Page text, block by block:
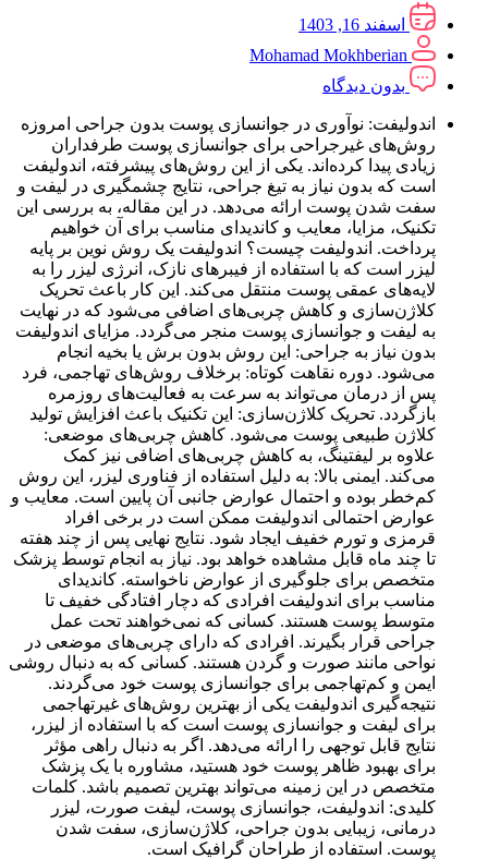
اسفند 16, 1403
Mohamad Mokhberian
بدون دیدگاه
اندولیفت: نوآوری در جوانسازی پوست بدون جراحی امروزه
روش‌های غیرجراحی برای جوانسازی پوست طرفداران
زیادی پیدا کرده‌اند. یکی از این روش‌های پیشرفته، اندولیفت
است که بدون نیاز به تیغ جراحی، نتایج چشمگیری در لیفت و
سفت شدن پوست ارائه می‌دهد. در این مقاله، به بررسی این
تکنیک، مزایا، معایب و کاندیدای مناسب برای آن خواهیم
پرداخت. اندولیفت چیست؟ اندولیفت یک روش نوین بر پایه
لیزر است که با استفاده از فیبرهای نازک، انرژی لیزر را به
لایه‌های عمقی پوست منتقل می‌کند. این کار باعث تحریک
کلاژن‌سازی و کاهش چربی‌های اضافی می‌شود که در نهایت
به لیفت و جوانسازی پوست منجر می‌گردد. مزایای اندولیفت
بدون نیاز به جراحی: این روش بدون برش یا بخیه انجام
می‌شود. دوره نقاهت کوتاه: برخلاف روش‌های تهاجمی، فرد
پس از درمان می‌تواند به سرعت به فعالیت‌های روزمره
بازگردد. تحریک کلاژن‌سازی: این تکنیک باعث افزایش تولید
کلاژن طبیعی پوست می‌شود. کاهش چربی‌های موضعی:
علاوه بر لیفتینگ، به کاهش چربی‌های اضافی نیز کمک
می‌کند. ایمنی بالا: به دلیل استفاده از فناوری لیزر، این روش
کم‌خطر بوده و احتمال عوارض جانبی آن پایین است. معایب و
عوارض احتمالی اندولیفت ممکن است در برخی افراد
قرمزی و تورم خفیف ایجاد شود. نتایج نهایی پس از چند هفته
تا چند ماه قابل مشاهده خواهد بود. نیاز به انجام توسط پزشک
متخصص برای جلوگیری از عوارض ناخواسته. کاندیدای
مناسب برای اندولیفت افرادی که دچار افتادگی خفیف تا
متوسط پوست هستند. کسانی که نمی‌خواهند تحت عمل
جراحی قرار بگیرند. افرادی که دارای چربی‌های موضعی در
نواحی مانند صورت و گردن هستند. کسانی که به دنبال روشی
ایمن و کم‌تهاجمی برای جوانسازی پوست خود می‌گردند.
نتیجه‌گیری اندولیفت یکی از بهترین روش‌های غیرتهاجمی
برای لیفت و جوانسازی پوست است که با استفاده از لیزر،
نتایج قابل توجهی را ارائه می‌دهد. اگر به دنبال راهی مؤثر
برای بهبود ظاهر پوست خود هستید، مشاوره با یک پزشک
متخصص در این زمینه می‌تواند بهترین تصمیم باشد. کلمات
کلیدی: اندولیفت، جوانسازی پوست، لیفت صورت، لیزر
درمانی، زیبایی بدون جراحی، کلاژن‌سازی، سفت شدن
پوست. استفاده از طراحان گرافیک است.